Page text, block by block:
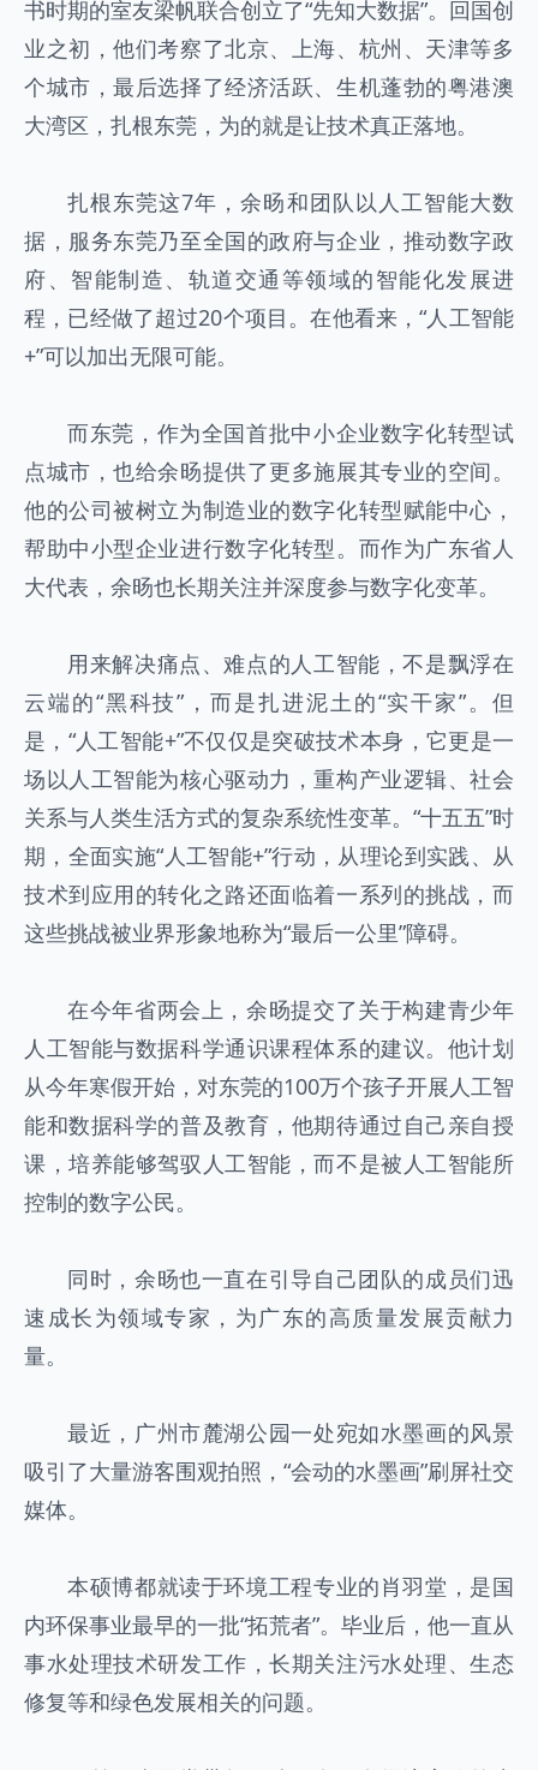
书时期的室友梁帆联合创立了“先知大数据”。回国创
业之初，他们考察了北京、上海、杭州、天津等多
个城市，最后选择了经济活跃、生机蓬勃的粤港澳
大湾区，扎根东莞，为的就是让技术真正落地。
扎根东莞这7年，余旸和团队以人工智能大数
据，服务东莞乃至全国的政府与企业，推动数字政
府、智能制造、轨道交通等领域的智能化发展进
程，已经做了超过20个项目。在他看来，“人工智能
+”可以加出无限可能。
而东莞，作为全国首批中小企业数字化转型试
点城市，也给余旸提供了更多施展其专业的空间。
他的公司被树立为制造业的数字化转型赋能中心，
帮助中小型企业进行数字化转型。而作为广东省人
大代表，余旸也长期关注并深度参与数字化变革。
用来解决痛点、难点的人工智能，不是飘浮在
云端的“黑科技”，而是扎进泥土的“实干家”。但
是，“人工智能+”不仅仅是突破技术本身，它更是一
场以人工智能为核心驱动力，重构产业逻辑、社会
关系与人类生活方式的复杂系统性变革。“十五五”时
期，全面实施“人工智能+”行动，从理论到实践、从
技术到应用的转化之路还面临着一系列的挑战，而
这些挑战被业界形象地称为“最后一公里”障碍。
在今年省两会上，余旸提交了关于构建青少年
人工智能与数据科学通识课程体系的建议。他计划
从今年寒假开始，对东莞的100万个孩子开展人工智
能和数据科学的普及教育，他期待通过自己亲自授
课，培养能够驾驭人工智能，而不是被人工智能所
控制的数字公民。
同时，余旸也一直在引导自己团队的成员们迅
速成长为领域专家，为广东的高质量发展贡献力
量。
最近，广州市麓湖公园一处宛如水墨画的风景
吸引了大量游客围观拍照，“会动的水墨画”刷屏社交
媒体。
本硕博都就读于环境工程专业的肖羽堂，是国
内环保事业最早的一批“拓荒者”。毕业后，他一直从
事水处理技术研发工作，长期关注污水处理、生态
修复等和绿色发展相关的问题。